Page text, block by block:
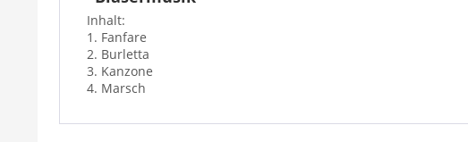
Inhalt:
1. Fanfare
2. Burletta
3. Kanzone
4. Marsch